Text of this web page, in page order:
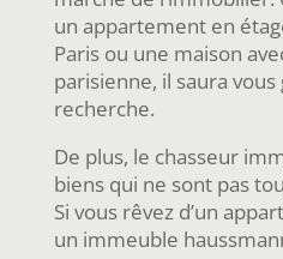
un appartement en
Paris ou une maison
parisienne, il saura
recherche.
De plus, le chasseur
biens qui ne sont pas
Si vous rêvez d’un
un immeuble